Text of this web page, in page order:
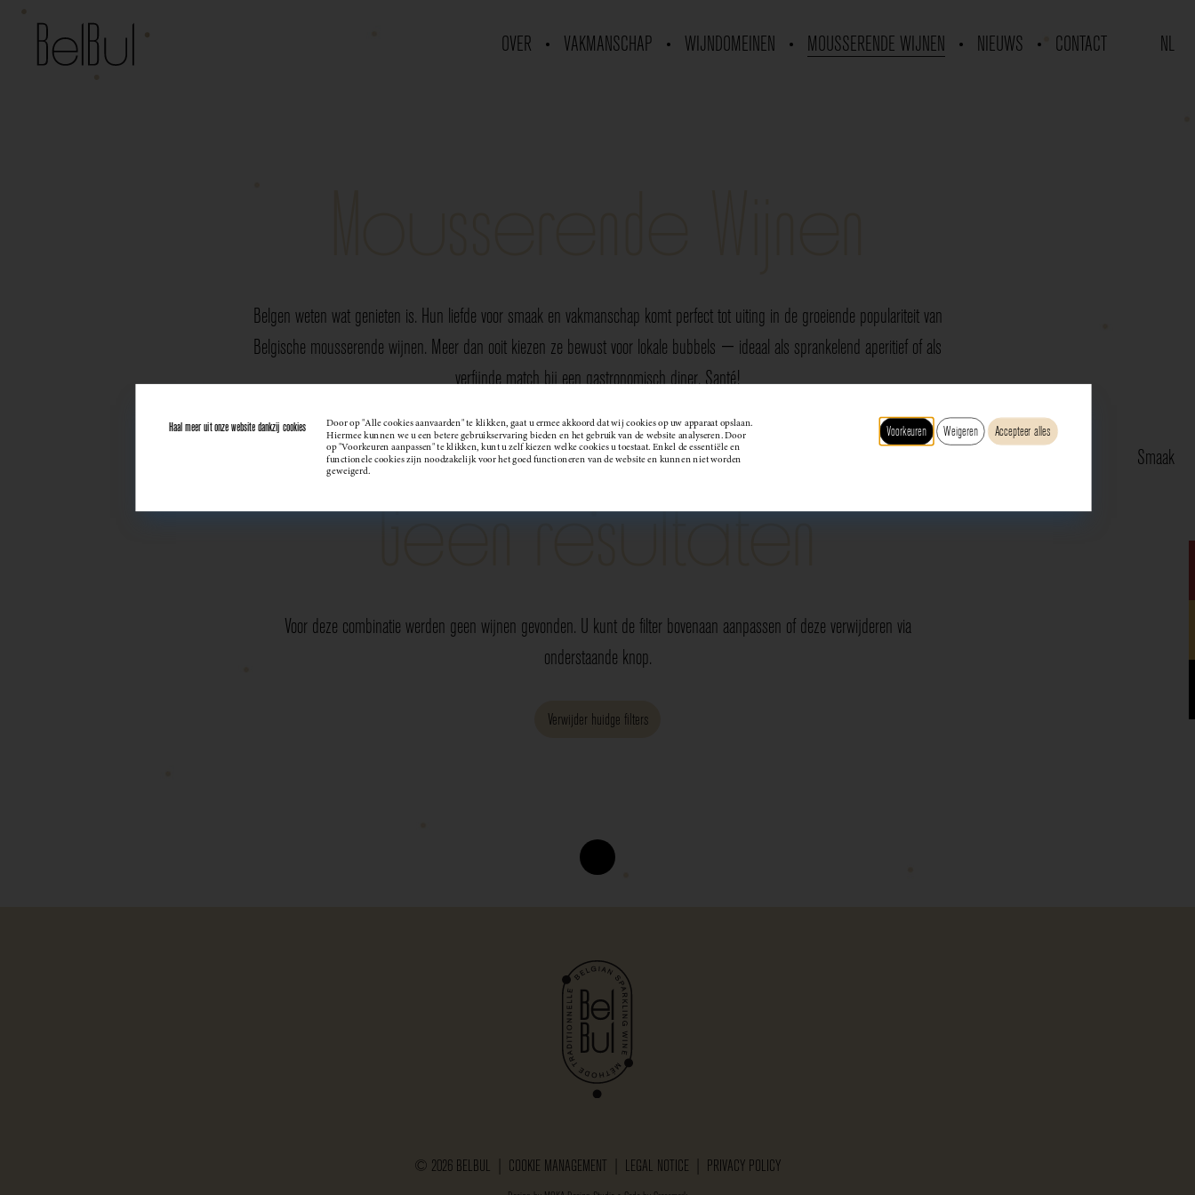
OVER VAKMANSCHAP WIJNDOMEINEN MOUSSERENDE WIJNEN NIEUWS CONTACT NL
Belgen weten wat genieten is. Hun liefde voor smaak en vakmanschap komt perfect tot uiting in de groeiende populariteit van
Belgische mousserende wijnen. Meer dan ooit kiezen ze bewust voor lokale bubbels — ideaal als sprankelend aperitief of als
verfijnde match bij een gastronomisch diner. Santé!
Wijndomein Smaak
Geen resultaten
Voor deze combinatie werden geen wijnen gevonden. U kunt de filter bovenaan aanpassen of deze verwijderen via
onderstaande knop.
Verwijder huidge filters
© 2026 BELBUL | COOKIE MANAGEMENT LEGAL NOTICE PRIVACY POLICY
Haal meer uit onze website dankzij cookies Door op "Alle cookies aanvaarden" te klikken, gaat u ermee akkoord dat wij cookies op uw apparaat opslaan.
Hiermee kunnen we u een betere gebruikservaring bieden en het gebruik van de website analyseren. Door
op "Voorkeuren aanpassen" te klikken, kunt u zelf kiezen welke cookies u toestaat. Enkel de essentiële en
functionele cookies zijn noodzakelijk voor het goed functioneren van de website en kunnen niet worden
geweigerd.
Voorkeuren Weigeren Accepteer alles